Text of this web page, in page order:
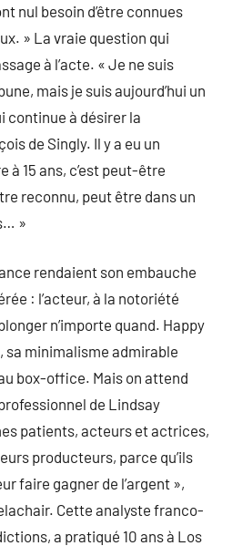
nul besoin d’être connues
» La vraie question qui
à l’acte. « Je ne suis
mais je suis aujourd’hui un
continue à désirer la
de Singly. Il y a eu un
à 15 ans, c’est peut-être
reconnu, peut être dans un
»
rendaient son embauche
: l’acteur, à la notoriété
n’importe quand. Happy
sa minimalisme admirable
box-office. Mais on attend
de Lindsay
patients, acteurs et actrices,
producteurs, parce qu’ils
faire gagner de l’argent »,
Cette analyste franco-
a pratiqué 10 ans à Los